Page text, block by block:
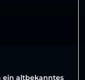
ein altbekanntes